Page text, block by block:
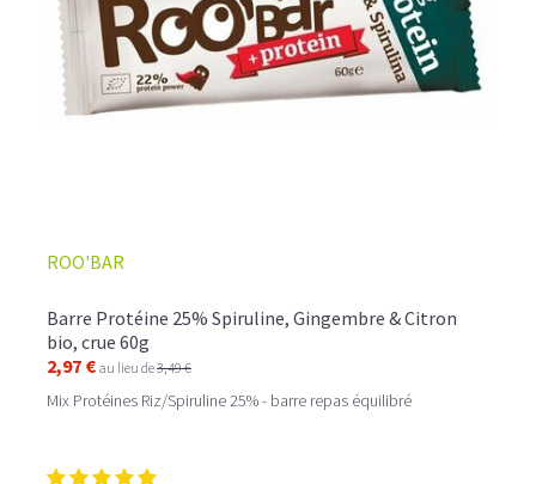
ROO'BAR
Barre Protéine 25% Spiruline, Gingembre & Citron
bio, crue 60g
2,97 € au lieu de3,49 €
Mix Protéines Riz/Spiruline 25% - barre repas équilibré